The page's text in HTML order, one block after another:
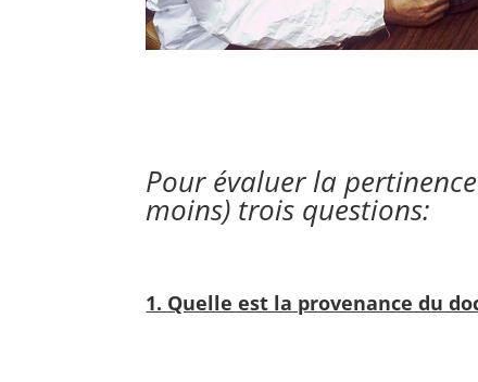
Pour évaluer la
moins) trois questions:
1. Quelle est la provenance du